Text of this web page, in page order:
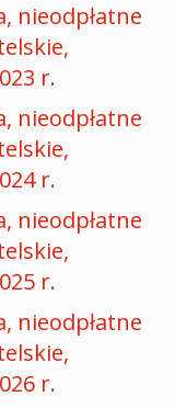
nieodpłatne
r.
nieodpłatne
r.
nieodpłatne
r.
nieodpłatne
r.